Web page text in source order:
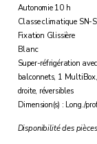
Autonomie 10 h
Classe climatique SN-
Fixation Glissière
Blanc
Super-réfrigération
balconnets, 1
droite, réversibles
Dimension(s) : Long./
Disponibilité des